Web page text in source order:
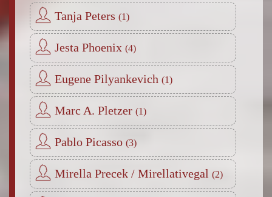
Tanja Peters
Jesta Phoenix
Eugene Pilyankevich
Marc A. Pletzer
Pablo Picasso
Mirella Precek / Mirellativegal